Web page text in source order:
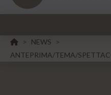
HOME
> NEWS
>
ANTEPRIMA/TEMA/